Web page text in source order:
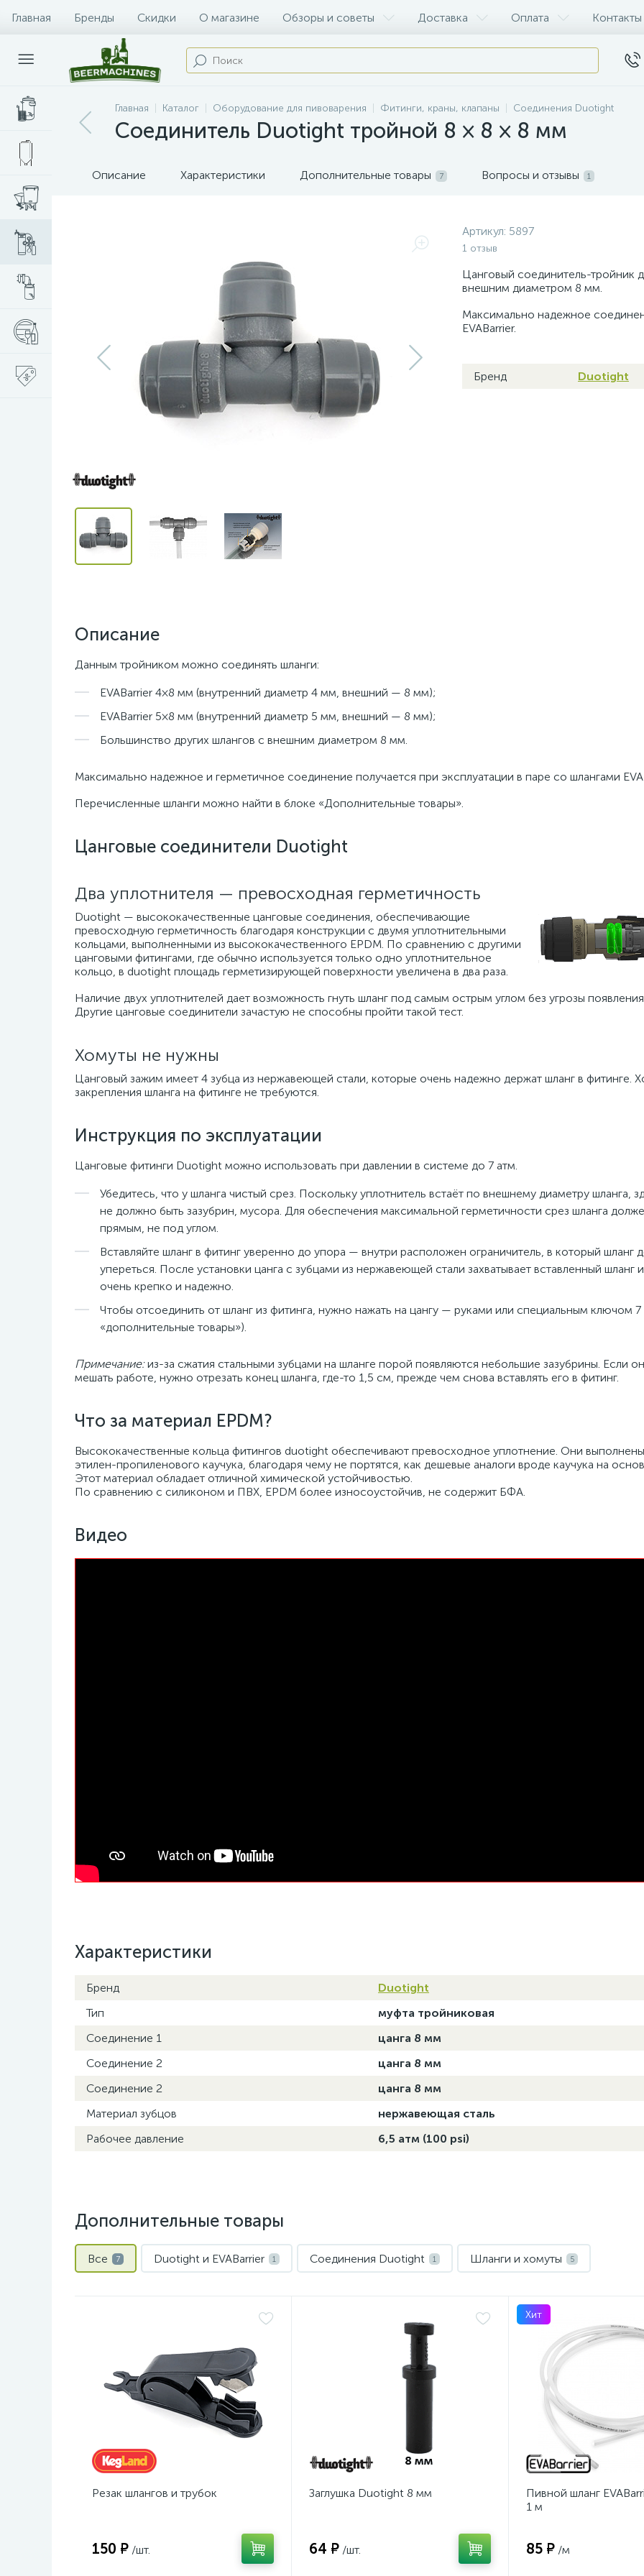
Главная Бренды Скидки О магазине Обзоры и советы Доставка Оплата Контакты
Главная Каталог Оборудование для пивоварения Фитинги, краны, клапаны Соединения Duotight
Соединитель Duotight тройной 8 × 8 × 8 мм
Описание Характеристики Дополнительные товары 7 Вопросы и отзывы 1
Артикул: 5897
1 отзыв
Цанговый соединитель-тройник
внешним диаметром 8 мм.
Максимально надежное
EVABarrier.
Бренд Duotight
Описание
Данным тройником можно соединять шланги:
EVABarrier 4×8 мм (внутренний диаметр 4 мм, внешний — 8 мм);
EVABarrier 5×8 мм (внутренний диаметр 5 мм, внешний — 8 мм);
Большинство других шлангов с внешним диаметром 8 мм.
Максимально надежное и герметичное соединение получается при эксплуатации в паре со шлангами
Перечисленные шланги можно найти в блоке «Дополнительные товары».
Цанговые соединители Duotight
Два уплотнителя — превосходная герметичность
Duotight — высококачественные цанговые соединения, обеспечивающие
превосходную герметичность благодаря конструкции с двумя уплотнительными
кольцами, выполненными из высококачественного EPDM. По сравнению с другими
цанговыми фитингами, где обычно используется только одно уплотнительное
кольцо, в duotight площадь герметизирующей поверхности увеличена в два раза.
Наличие двух уплотнителей дает возможность гнуть шланг под самым острым углом без угрозы
Другие цанговые соединители зачастую не способны пройти такой тест.
Хомуты не нужны
Цанговый зажим имеет 4 зубца из нержавеющей стали, которые очень надежно держат шланг в фитинге.
закрепления шланга на фитинге не требуются.
Инструкция по эксплуатации
Цанговые фитинги Duotight можно использовать при давлении в системе до 7 атм.
Убедитесь, что у шланга чистый срез. Поскольку уплотнитель встаёт по внешнему диаметру шланга,
не должно быть зазубрин, мусора. Для обеспечения максимальной герметичности срез шланга
прямым, не под углом.
Вставляйте шланг в фитинг уверенно до упора — внутри расположен ограничитель, в который шланг
упереться. После установки цанга с зубцами из нержавеющей стали захватывает вставленный шланг
очень крепко и надежно.
Чтобы отсоединить от шланг из фитинга, нужно нажать на цангу — руками или специальным ключом 7
«дополнительные товары»).
Примечание:из-за сжатия стальными зубцами на шланге порой появляются небольшие зазубрины. Если
мешать работе, нужно отрезать конец шланга, где-то 1,5 см, прежде чем снова вставлять его в фитинг.
Что за материал EPDM?
Высококачественные кольца фитингов duotight обеспечивают превосходное уплотнение. Они
этилен-пропиленового каучука, благодаря чему не портятся, как дешевые аналоги вроде каучука на
Этот материал обладает отличной химической устойчивостью.
По сравнению с силиконом и ПВХ, EPDM более износоустойчив, не содержит БФА.
Видео
Характеристики
Бренд
Duotight
Тип
муфта тройниковая
Соединение 1
цанга 8 мм
Соединение 2
цанга 8 мм
Соединение 2
цанга 8 мм
Материал зубцов
нержавеющая сталь
Рабочее давление
6,5 атм (100 psi)
Дополнительные товары
Все 7 Duotight и EVABarrier 1 Соединения Duotight 1 Шланги и хомуты 5
Резак шлангов и трубок
150 ₽ /шт.
Заглушка Duotight 8 мм
64 ₽ /шт.
Хит
Пивной шланг
1 м
85 ₽ /м